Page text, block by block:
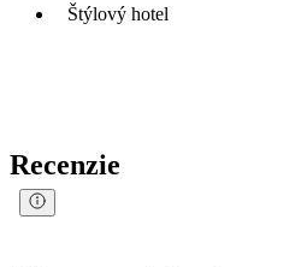
Štýlový hotel
Recenzie